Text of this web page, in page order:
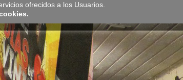
ofrecidos a los Usuarios.